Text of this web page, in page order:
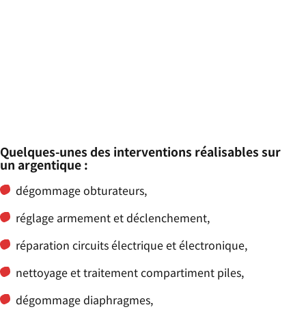
Quelques-unes des interventions réalisables sur
un argentique :
dégommage obturateurs,
réglage armement et déclenchement,
réparation circuits électrique et électronique,
nettoyage et traitement compartiment piles,
dégommage diaphragmes,